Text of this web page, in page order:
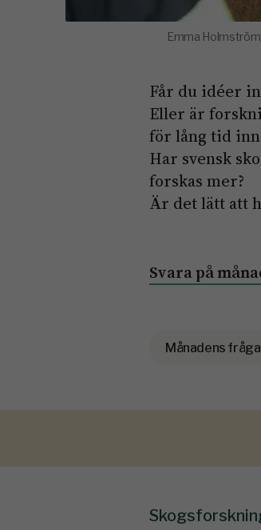
Emma
Får du idéer
Eller är
för lång tid
Har svensk
forskas mer?
Är det lätt att
Svara på
Månadens fråga